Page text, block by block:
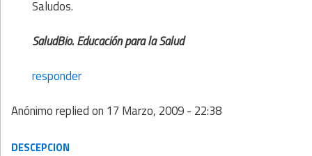
Saludos.
SaludBio. Educación para la Salud
responder
Anónimoreplied on 17 Marzo, 2009 - 22:38
DESCEPCION